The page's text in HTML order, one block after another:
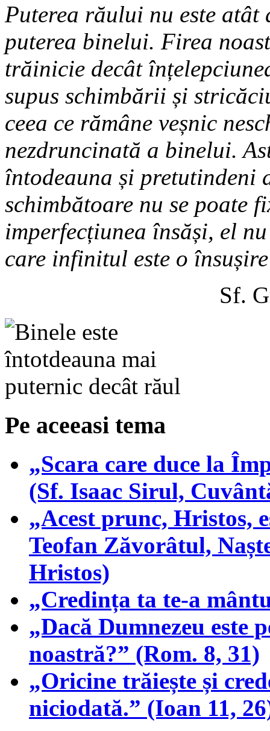
Puterea răului nu este atât
puterea binelui. Firea
trăinicie decât
supus schimbării și
ceea ce rămâne veșnic
nezdruncinată a binelui.
întodeauna și pretutindeni
schimbătoare nu se poate
imperfecțiunea însăși, el
care infinitul este o
Sf.
Pe aceeasi tema
„Scara care duce la
(Sf. Isaac Sirul,
„Acest prunc, Hristos,
Teofan Zăvorâtul,
Hristos)
„Credința ta te-a
„Dacă Dumnezeu
noastră?” (Rom. 8, 31)
„Oricine trăiește și
niciodată.” (Ioan 11,